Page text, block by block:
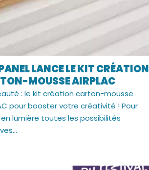
LANCE LE KIT CRÉATION
MOUSSE AIRPLAC
: le kit création carton-mousse
pour booster votre créativité ! Pour
lumière toutes les possibilités